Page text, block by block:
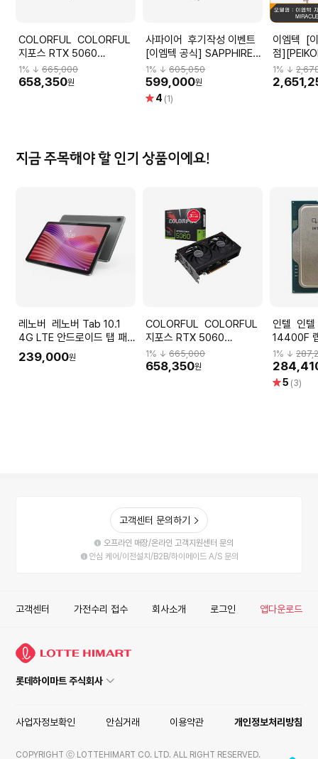
COLORFUL COLORFUL
지포스 RTX 5060
GAMING DUO D7 8GB 피
씨디렉트 VGA
1% ↓ 665,000
658,350원
사파이어 후기작성 이벤트
[이엠텍 공식] SAPPHIRE
라데온 RX 9060 PULSE
OC D6 8GB (무지박스)
1% ↓605,050
599,000원
별 4 (1)
이엠텍 [이엠텍 공식인증
점
포스
WHITE
1% ↓
지금 주목해야 할 인기 상품이에요!
레노버 레노버 Tab 10.1
4G LTE 안드로이드 탭 패
드 25.6cm(10.1형) 1년보증
+ADP
239,000원
COLORFUL COLORFUL
지포스 RTX 5060
GAMING DUO D7 8GB 피
씨디렉트 VGA
1 % ↓665,000
658,350원
인텔 인텔 코어i5-14세대
14400F
시 벌크/
1 % ↓
별5 (3)
고객센터 문의하기
오프라인 매장/온라인 고객지원센터 문의
안심 케어/이전설치/B2B/하이메이드 A/S 문의
고객센터 가전수리 접수 회사소개 로그인 앱다운로드
롯데하이마트 주식회사
사업자정보확인 안심거래 이용약관 개인정보처리방침
COPYRIGHT ⓒ LOTTEHIMART CO. LTD. ALL RIGHT RESERVED.